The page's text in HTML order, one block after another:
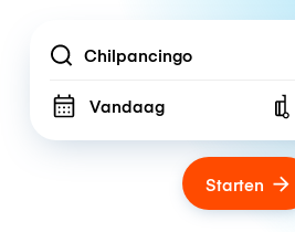
Location
Vandaag
Starten